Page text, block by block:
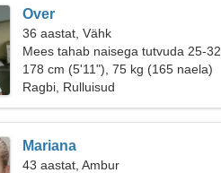
Over
36 aastat, Vähk
Mees tahab naisega tutvuda 25-32
178 cm (5'11"), 75 kg (165 naela)
Ragbi, Rulluisud
Mariana
43 aastat, Ambur